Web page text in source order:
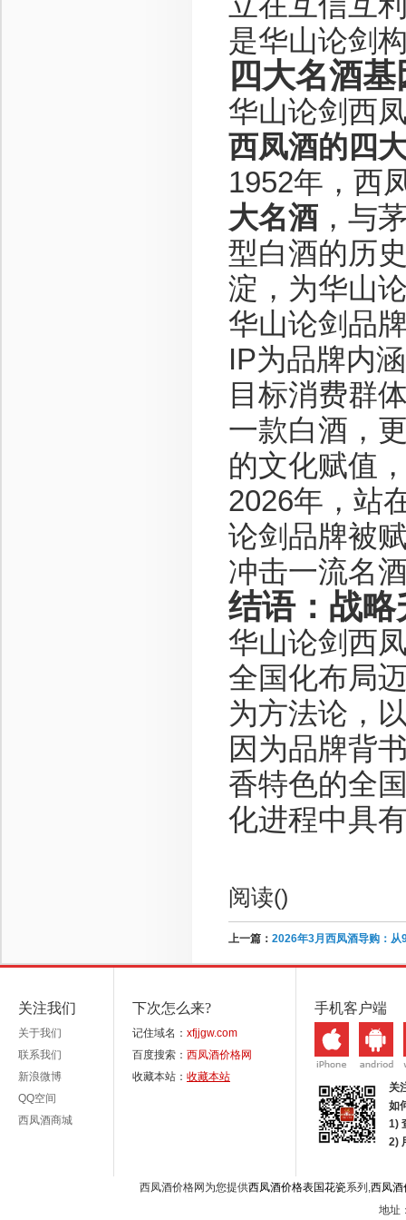
是华山论剑
四大名酒
华山论剑西
西凤酒的四
1952年，西
大名酒 ，与
型白酒的历
淀，为华山
华山论剑品
IP为品牌内
目标消费群
一款白酒，
的文化赋值
2026年，站
论剑品牌被
冲击一流名
结语：战
华山论剑西
全国化布局
为方法论，
因为品牌背
香特色的全
化进程中具
阅读()
上一篇： 2026年3月西凤酒导购：
关注我们
关于我们
联系我们
新浪微博
QQ空间
西凤酒商城
下次怎么来?
记住域名： xfjjgw.com
百度搜索： 西凤酒价格网
收藏本站： 收藏本站
手机客户端
关
如
1)
2)
西凤酒价格网为您提供西凤酒价格表国花瓷系列,西凤酒
地址